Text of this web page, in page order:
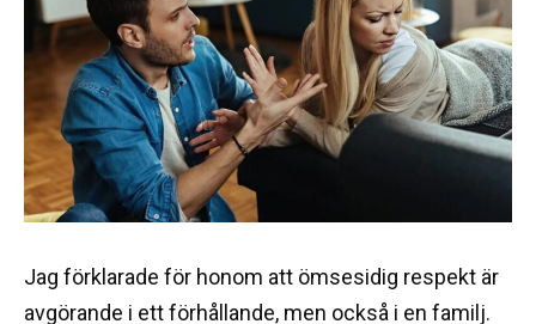
Jag förklarade för honom att ömsesidig respekt är
avgörande i ett förhållande, men också i en familj.